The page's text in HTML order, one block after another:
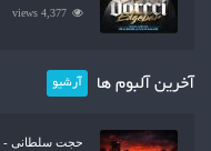
4,377 views
آخرین آلبوم ها آرشیو
حجت سلطانی